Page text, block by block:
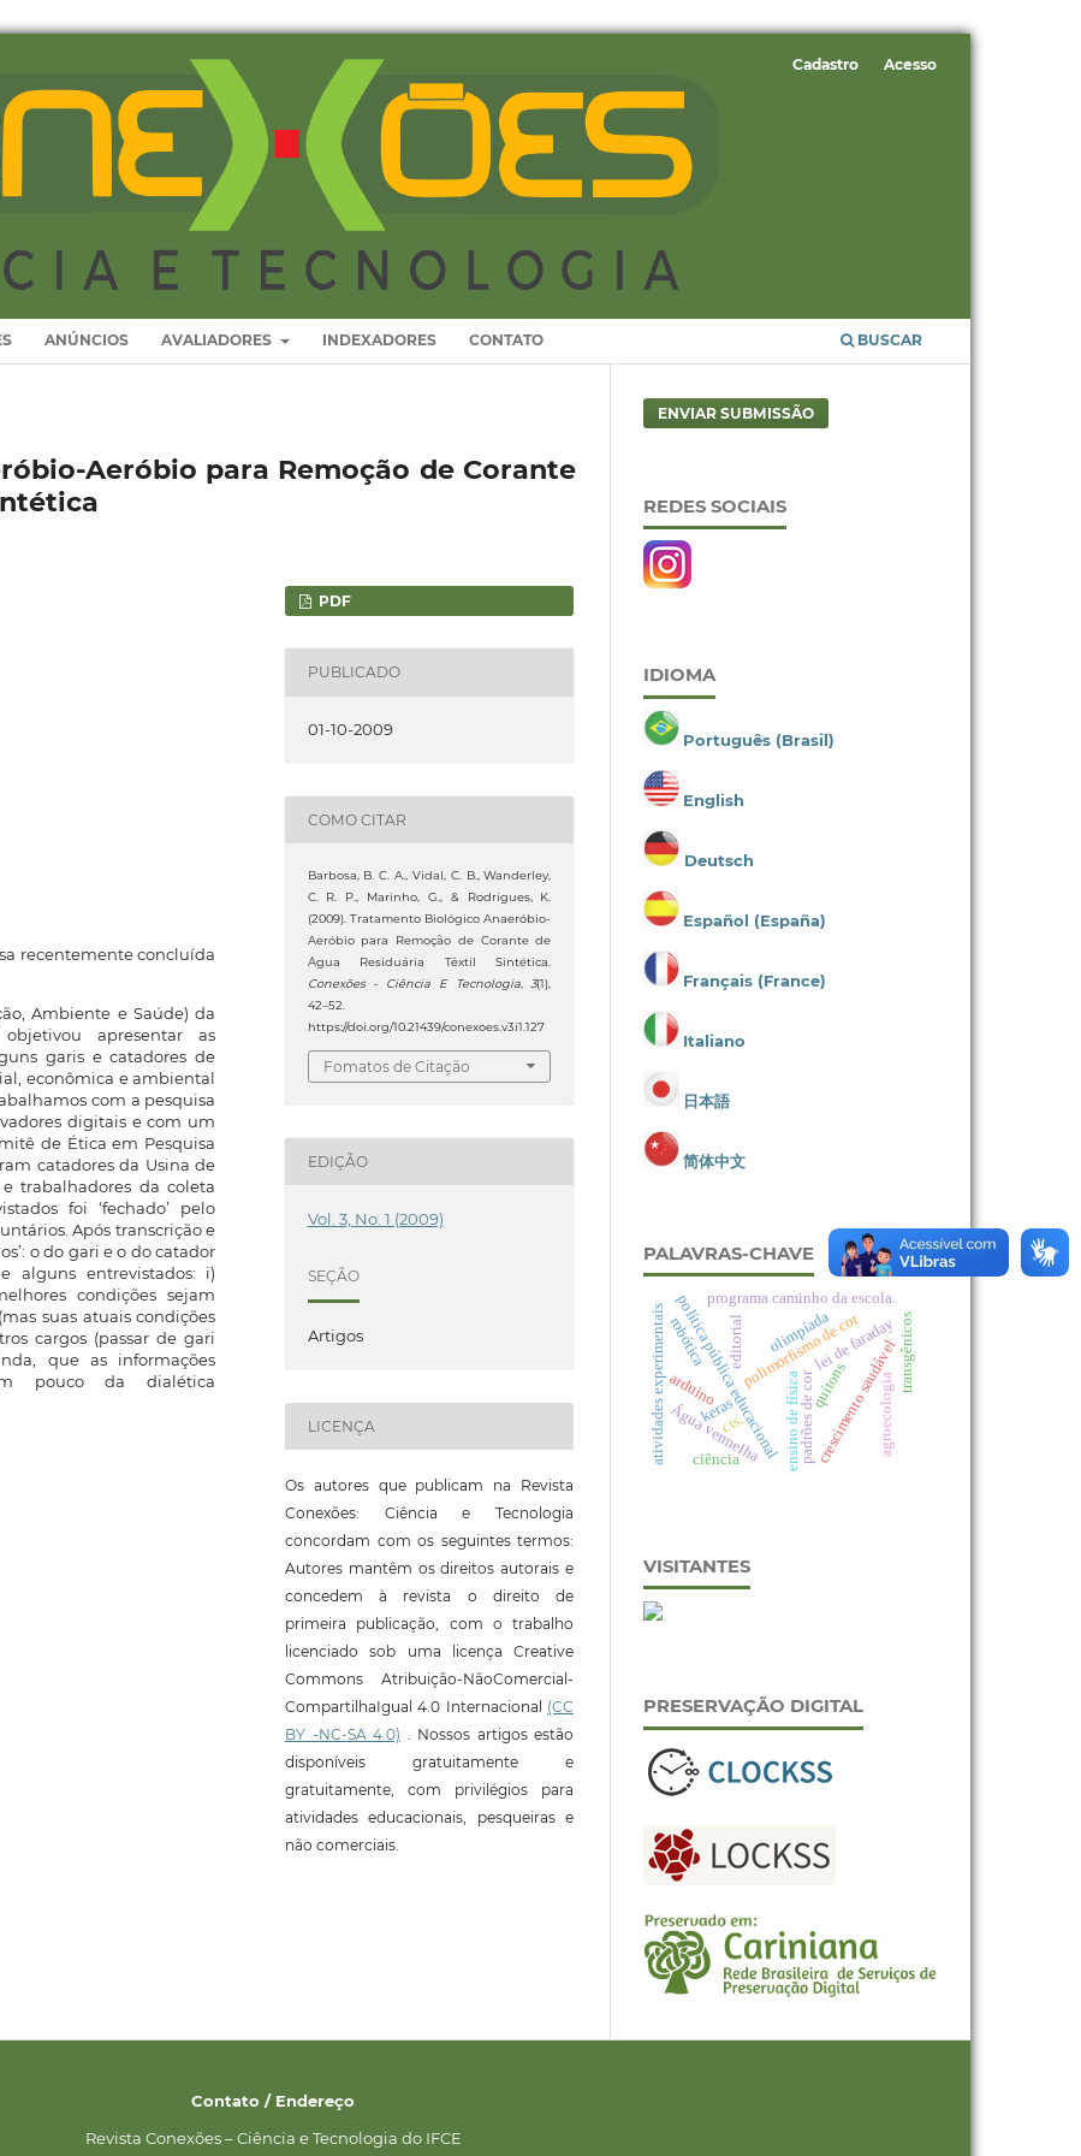
ANÚNCIOS AVALIADORES INDEXADORES CONTATO BUSCAR
Cadastro Acesso
Aeróbio para Remoção de Corante
recentemente concluída
Ambiente e Saúde) da
apresentar as
garis e catadores de
econômica e ambiental
com a pesquisa
digitais e com um
de Ética em Pesquisa
catadores da Usina de
trabalhadores da coleta
foi ‘fechado’ pelo
Após transcrição e
o do gari e o do catador
alguns entrevistados: i)
condições sejam
suas atuais condições
cargos (passar de gari
que as informações
pouco da dialética
PDF
PUBLICADO
01-10-2009
COMO CITAR
Barbosa, B. C. A., Vidal, C. B., Wanderley,
C. R. P., Marinho, G., & Rodrigues, K.
(2009). Tratamento Biológico Anaeróbio-
Aeróbio para Remoção de Corante de
Água Residuária Têxtil Sintética.
Conexões - Ciência E Tecnologia,3(1),
42–52.
https://doi.org/10.21439/conexoes.v3i1.127
Fomatos de Citação
EDIÇÃO
Vol. 3, No. 1 (2009)
SEÇÃO
Artigos
LICENÇA
Os autores que publicam na Revista
Conexões: Ciência e Tecnologia
concordam com os seguintes termos:
Autores mantêm os direitos autorais e
concedem à revista o direito de
primeira publicação, com o trabalho
licenciado sob uma licença Creative
Commons Atribuição-NãoComercial-
CompartilhaIgual 4.0 Internacional (CC
BY -NC-SA 4.0) . Nossos artigos estão
disponíveis gratuitamente e
gratuitamente, com privilégios para
atividades educacionais, pesqueiras e
não comerciais.
ENVIAR SUBMISSÃO
REDES SOCIAIS
IDIOMA
Português (Brasil)
English
Deutsch
Español (España)
Français (France)
Italiano
日本語
简体中文
PALAVRAS-CHAVE
editorial olimpíada
política pública educacional
programa caminho da escola.
padrões de cor
polimorfismo de cor
quítons
robótica
keras crescimento saudáveltransgênicos
cts.
Água vermelha agroecologia
ensino de física
atividades experimentais lei de faraday
ciência
arduino
VISITANTES
PRESERVAÇÃO DIGITAL
Contato / Endereço
Revista Conexões – Ciência e Tecnologia do IFCE